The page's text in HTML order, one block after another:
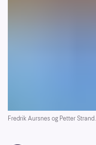
Fredrik Aursnes og Petter Strand.